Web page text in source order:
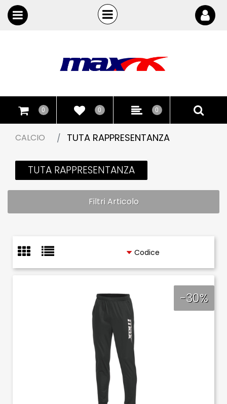
Open Open menu
0 0 0
CALCIO TUTA RAPPRESENTANZA
TUTA RAPPRESENTANZA
Filtri Articolo
-30%